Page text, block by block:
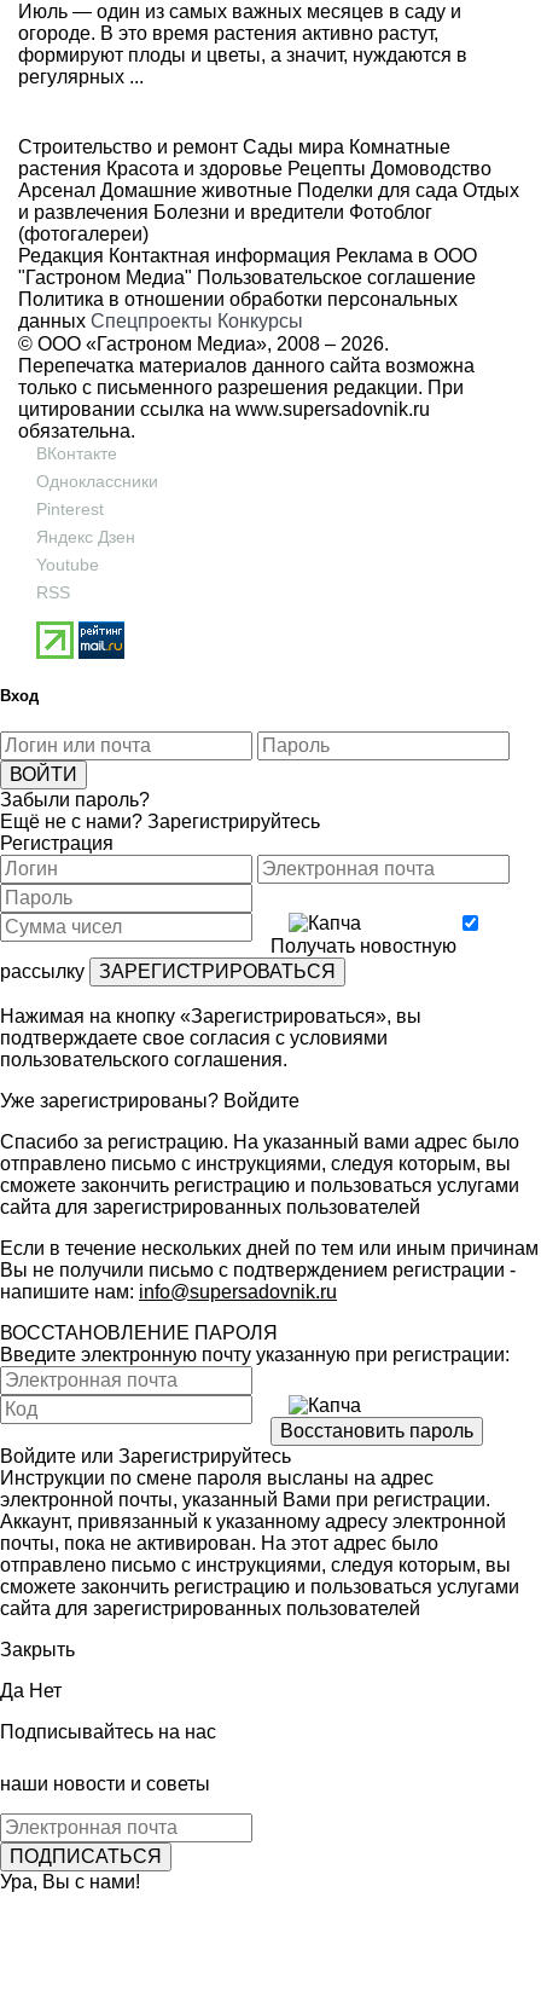
Июль — один из самых важных месяцев в саду и
огороде. В это время растения активно растут,
формируют плоды и цветы, а значит, нуждаются в
регулярных ...
Строительство и ремонт Сады мира Комнатные
растения Красота и здоровье Рецепты Домоводство
Арсенал Домашние животные Поделки для сада Отдых
и развлечения Болезни и вредители Фотоблог
(фотогалереи)
Редакция Контактная информация Реклама в ООО
"Гастроном Медиа" Пользовательское соглашение
Политика в отношении обработки персональных
данных Спецпроекты Конкурсы
© ООО «Гастроном Медиа», 2008 – 2026.
Перепечатка материалов данного сайта возможна
только с письменного разрешения редакции. При
цитировании ссылка на www.supersadovnik.ru
обязательна.
ВКонтакте
Одноклассники
Pinterest
Яндекс Дзен
Youtube
RSS
Вход
Забыли пароль?
Ещё не с нами? Зарегистрируйтесь
Регистрация
Получать новостную
рассылку
Нажимая на кнопку «Зарегистрироваться», вы
подтверждаете свое согласия с условиями
пользовательского соглашения.
Уже зарегистрированы? Войдите
Спасибо за регистрацию. На указанный вами адрес было
отправлено письмо с инструкциями, следуя которым, вы
сможете закончить регистрацию и пользоваться услугами
сайта для зарегистрированных пользователей
Если в течение нескольких дней по тем или иным причинам
Вы не получили письмо с подтверждением регистрации -
напишите нам: info@supersadovnik.ru
ВОССТАНОВЛЕНИЕ ПАРОЛЯ
Введите электронную почту указанную при регистрации:
Войдите или Зарегистрируйтесь
Инструкции по смене пароля высланы на адрес
электронной почты, указанный Вами при регистрации.
Аккаунт, привязанный к указанному адресу электронной
почты, пока не активирован. На этот адрес было
отправлено письмо с инструкциями, следуя которым, вы
сможете закончить регистрацию и пользоваться услугами
сайта для зарегистрированных пользователей
Закрыть
Да Нет
Подписывайтесь на нас
наши новости и советы
Ура, Вы с нами!